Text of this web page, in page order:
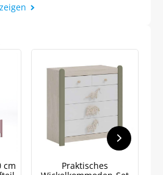
cm
Praktisches
5% Rabatt